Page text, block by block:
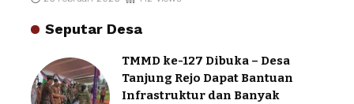
Seputar Desa
TMMD ke-127 Dibuka – Desa
Tanjung Rejo Dapat Bantuan
Infrastruktur dan Banyak